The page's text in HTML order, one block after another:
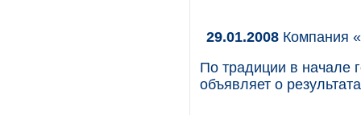
29.01.2008 Компания
По традиции в начале
объявляет о